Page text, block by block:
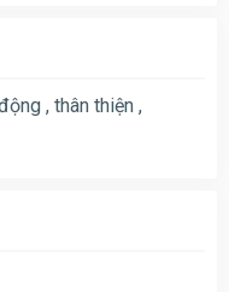
, thân thiện ,